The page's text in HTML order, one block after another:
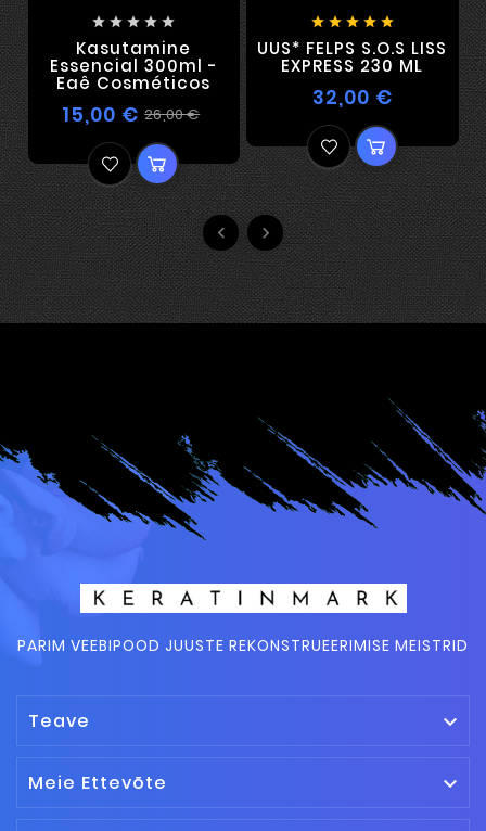
    
Kasutamine
Essencial 300ml -
Eaê Cosméticos
15,00 € 26,00 €
    
UUS* FELPS S.O.S LISS
EXPRESS 230 ML
32,00 €
 
PARIM VEEBIPOOD JUUSTE REKONSTRUEERIMISE MEISTRID
Teave 
Meie Ettevõte 